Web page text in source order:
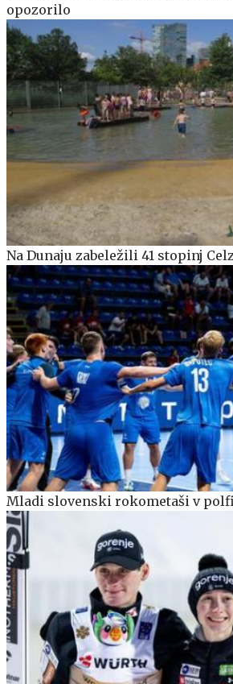
opozorilo
Na Dunaju zabeležili 41 stopinj
Mladi slovenski rokometaši v